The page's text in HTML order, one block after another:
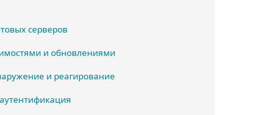
серверов
и обновлениями
и реагирование